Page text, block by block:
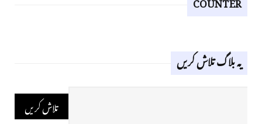
یہ بلاگ تلاش کریں